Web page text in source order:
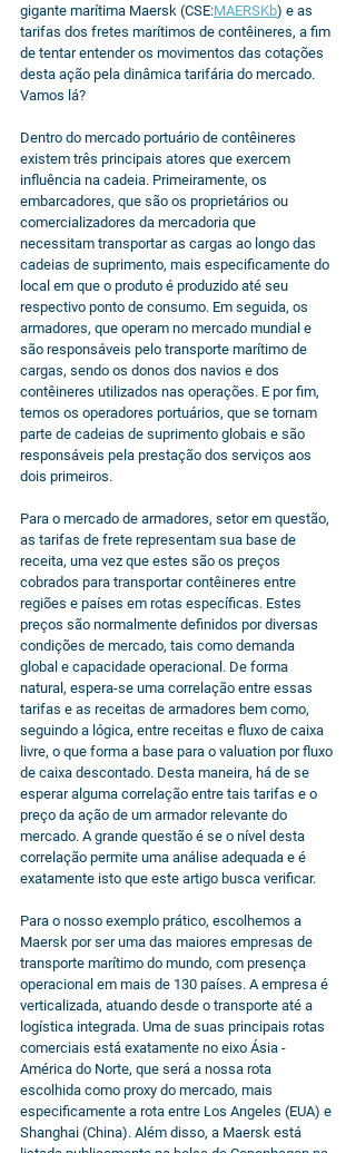
gigante marítima Maersk (CSE:MAERSKb) e as
tarifas dos fretes marítimos de contêineres, a fim
de tentar entender os movimentos das cotações
desta ação pela dinâmica tarifária do mercado.
Vamos lá?
Dentro do mercado portuário de contêineres
existem três principais atores que exercem
influência na cadeia. Primeiramente, os
embarcadores, que são os proprietários ou
comercializadores da mercadoria que
necessitam transportar as cargas ao longo das
cadeias de suprimento, mais especificamente do
local em que o produto é produzido até seu
respectivo ponto de consumo. Em seguida, os
armadores, que operam no mercado mundial e
são responsáveis pelo transporte marítimo de
cargas, sendo os donos dos navios e dos
contêineres utilizados nas operações. E por fim,
temos os operadores portuários, que se tornam
parte de cadeias de suprimento globais e são
responsáveis pela prestação dos serviços aos
dois primeiros.
Para o mercado de armadores, setor em questão,
as tarifas de frete representam sua base de
receita, uma vez que estes são os preços
cobrados para transportar contêineres entre
regiões e países em rotas específicas. Estes
preços são normalmente definidos por diversas
condições de mercado, tais como demanda
global e capacidade operacional. De forma
natural, espera-se uma correlação entre essas
tarifas e as receitas de armadores bem como,
seguindo a lógica, entre receitas e fluxo de caixa
livre, o que forma a base para o valuation por fluxo
de caixa descontado. Desta maneira, há de se
esperar alguma correlação entre tais tarifas e o
preço da ação de um armador relevante do
mercado. A grande questão é se o nível desta
correlação permite uma análise adequada e é
exatamente isto que este artigo busca verificar.
Para o nosso exemplo prático, escolhemos a
Maersk por ser uma das maiores empresas de
transporte marítimo do mundo, com presença
operacional em mais de 130 países. A empresa é
verticalizada, atuando desde o transporte até a
logística integrada. Uma de suas principais rotas
comerciais está exatamente no eixo Ásia -
América do Norte, que será a nossa rota
escolhida como proxy do mercado, mais
especificamente a rota entre Los Angeles (EUA) e
Shanghai (China). Além disso, a Maersk está